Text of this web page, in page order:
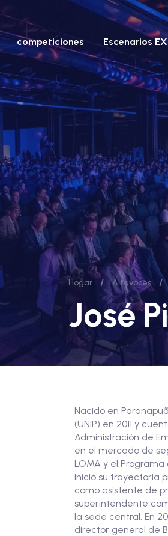
competiciones Escenarios
Hogar / Altavoces /
José
Nacido en
(UNIP) en 2011 y
Administración de
en el mercado de
LOMA y el Programa
Inició su trayectoria
como asistente de
superintendente
la sede central. En
director general de